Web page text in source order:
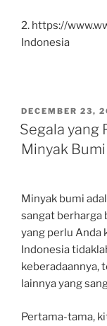
2. https://
Indonesia
POSTED
ON
DECEMBER 23,
Segala yang
Minyak
Minyak bumi
sangat berharga
yang perlu Anda
Indonesia
keberadaannya,
lainnya yang
Pertama-tama,